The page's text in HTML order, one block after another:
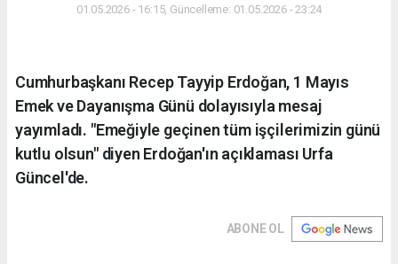
01.05.2026 - 16:15, Güncelleme: 01.05.2026 - 23:24
Cumhurbaşkanı Recep Tayyip Erdoğan, 1 Mayıs
Emek ve Dayanışma Günü dolayısıyla mesaj
yayımladı. "Emeğiyle geçinen tüm işçilerimizin günü
kutlu olsun" diyen Erdoğan'ın açıklaması Urfa
Güncel'de.
ABONE OL